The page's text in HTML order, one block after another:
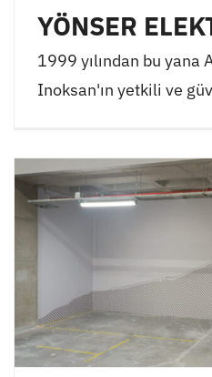
YÖNSER
1999 yılından bu yana
Inoksan'ın yetkili ve